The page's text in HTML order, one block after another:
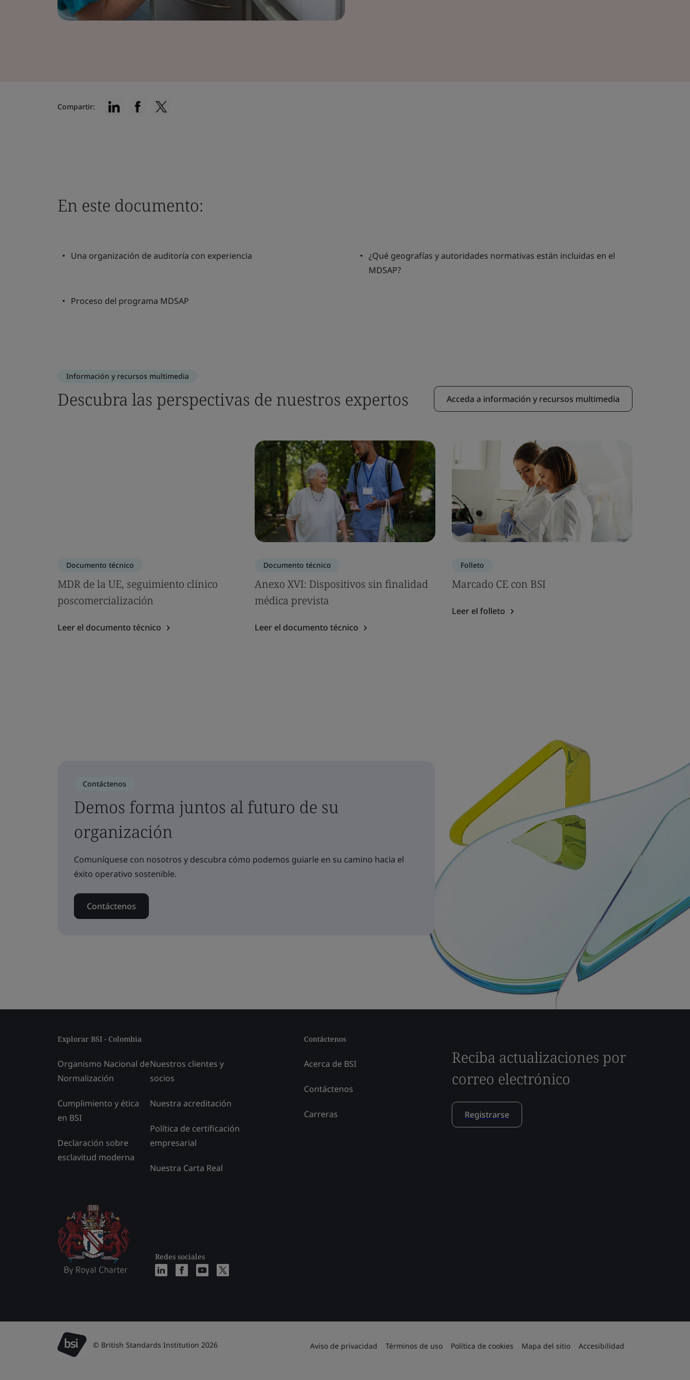
Compartir:
En este documento:
Una organización de auditoría con experiencia
¿Qué geografías y autoridades normativas están incluidas en el
MDSAP?
Proceso del programa MDSAP
Información y recursos multimedia
Descubra las perspectivas de nuestros expertos Acceda a información y recursos multimedia
Documento técnico
MDR de la UE, seguimiento clínico
poscomercialización
Leer el documento técnico
Documento técnico
Anexo XVI: Dispositivos sin finalidad
médica prevista
Leer el documento técnico
Folleto
Marcado CE con BSI
Leer el folleto
Contáctenos
Demos forma juntos al futuro de su
organización
Comuníquese con nosotros y descubra cómo podemos guiarle en su camino hacia el
éxito operativo sostenible.
Contáctenos
Explorar BSI - Colombia
Organismo Nacional de
Normalización
Cumplimiento y ética
en BSI
Declaración sobre
esclavitud moderna
Nuestros clientes y
socios
Nuestra acreditación
Política de certificación
empresarial
Nuestra Carta Real
Redes sociales
Contáctenos
Acerca de BSI
Contáctenos
Carreras
Reciba actualizaciones por
correo electrónico
Registrarse
© British Standards Institution 2026 Aviso de privacidad Términos de uso Política de cookies Mapa del sitio Accesibilidad